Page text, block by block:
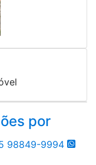
por
98849-9994